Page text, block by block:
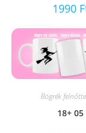
1990
Bögrék
18+ 05